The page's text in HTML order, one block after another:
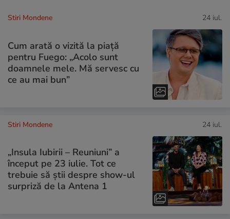
Stiri Mondene 24 iul.
Cum arată o vizită la piață
pentru Fuego: „Acolo sunt
doamnele mele. Mă servesc cu
ce au mai bun”
Stiri Mondene 24 iul.
„Insula Iubirii – Reuniuni” a
început pe 23 iulie. Tot ce
trebuie să știi despre show-ul
surpriză de la Antena 1